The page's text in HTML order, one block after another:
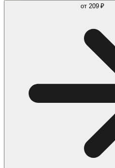
от 209 ₽